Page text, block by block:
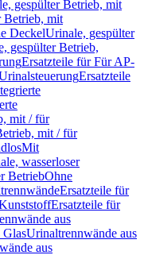
gespülter Betrieb, mit
Betrieb, mit
DeckelUrinale, gespülter
gespülter Betrieb,
Ersatzteile für Für AP-
Ersatzteile
mit / für
mit / für
Mit
wasserloser
BetriebOhne
Ersatzteile für
Ersatzteile für
aus
GlasUrinaltrennwände aus
aus